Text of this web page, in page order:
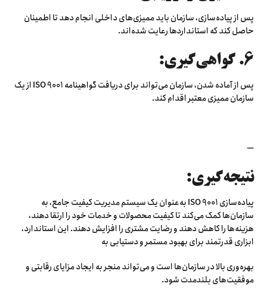
پس از پیاده‌سازی، سازمان باید ممیزی‌های داخلی انجام دهد تا اطمینان
حاصل کند که استانداردها رعایت شده‌اند.
6. گواهی‌گیری:
پس از آماده شدن، سازمان می‌تواند برای دریافت گواهینامه ISO 9001 از یک
سازمان ممیزی معتبر اقدام کند.
—
نتیجه‌گیری:
پیاده‌سازی ISO 9001 به‌عنوان یک سیستم مدیریت کیفیت جامع، به
سازمان‌ها کمک می‌کند تا کیفیت محصولات و خدمات خود را ارتقا دهند،
هزینه‌ها را کاهش دهند و رضایت مشتری را افزایش دهند. این استاندارد،
ابزاری قدرتمند برای بهبود مستمر و دستیابی به
بهره‌وری بالا در سازمان‌ها است و می‌تواند منجر به ایجاد مزایای رقابتی و
موفقیت‌های بلندمدت شود.